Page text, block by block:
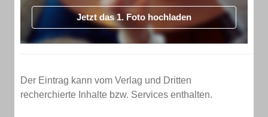
Jetzt das 1. Foto hochladen
Der Eintrag kann vom Verlag und Dritten
recherchierte Inhalte bzw. Services enthalten.